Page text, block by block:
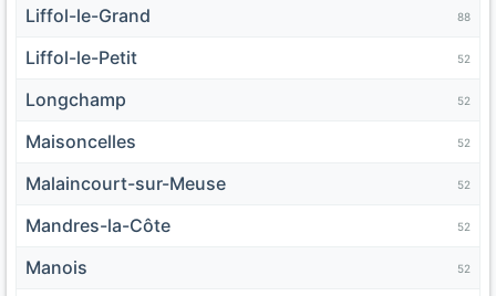
Liffol-le-Grand 88
Liffol-le-Petit 52
Longchamp 52
Maisoncelles 52
Malaincourt-sur-Meuse 52
Mandres-la-Côte 52
Manois 52